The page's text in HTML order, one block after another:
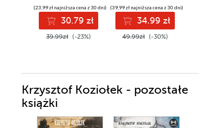
(23,99 zł najniższa cena z 30 dni)
30.79 zł
39.99zł (-23%)
(39,99 zł najniższa cena z 30 dni)
34.99 zł
49.99zł (-30%)
Krzysztof Koziołek - pozostałe
książki